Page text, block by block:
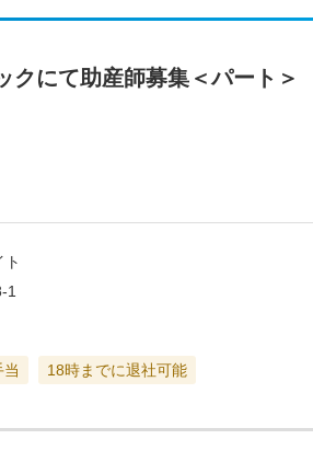
にて助産師募集＜パート＞
1
18時までに退社可能